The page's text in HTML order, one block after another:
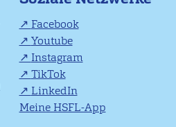
Facebook
Youtube
Instagram
TikTok
LinkedIn
Meine HSFL-App